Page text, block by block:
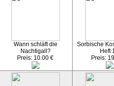
Wann schläft die
Nachtigall?
Preis: 10.00 €
Sorbische
Heft
Preis: